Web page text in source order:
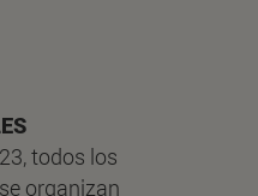
todos los
organizan